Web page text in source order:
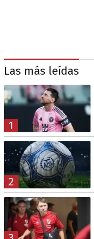
Las más leídas
1
2